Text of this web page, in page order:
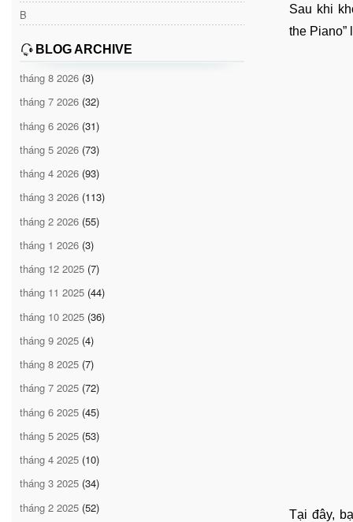
B
BLOG ARCHIVE
tháng 8 2026 (3)
tháng 7 2026 (32)
tháng 6 2026 (31)
tháng 5 2026 (73)
tháng 4 2026 (93)
tháng 3 2026 (113)
tháng 2 2026 (55)
tháng 1 2026 (3)
tháng 12 2025 (7)
tháng 11 2025 (44)
tháng 10 2025 (36)
tháng 9 2025 (4)
tháng 8 2025 (7)
tháng 7 2025 (72)
tháng 6 2025 (45)
tháng 5 2025 (53)
tháng 4 2025 (10)
tháng 3 2025 (34)
tháng 2 2025 (52)
Sau khi
the
Tại đây,